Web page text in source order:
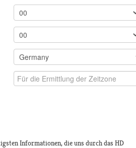
Informationen, die uns durch das HD